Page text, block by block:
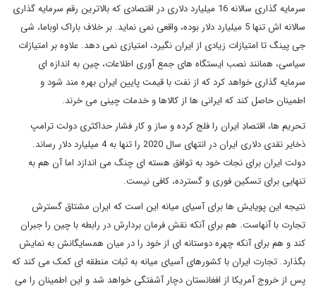
سرمایه گذاری سالانه 16 میلیارد دلاری در اقتصادی که بالاترین رقم سرمایه گذاری
سالانه اش تنها 5 میلیارد دلار بوده، واقعی نمی نماید. بر خلاف باراک اوباما، شی
جی پینگ تا امتیازات زیادی از ایران نگیرد، امتیازی نمی دهد. علاوه بر امتیازات
سیاسی، همانند نصب ایستگاه های جمع آوری اطلاعات، چین به اندازه ای
سرمایه گذاری خواهد کرد که از نفت با قیمت پایین ایران بهره مند شود و
اطمینان حاصل کند که ایرانی ها از کالاها و خدمات چینی می خرند.
تحریم ها، اقتصادِ ایران را فلج کرده و ساز و کار فشار حداکثری دولت ترامپ
ذخایر نقدی دلاری ایران در انتهای سال 2020 را تنها به 4 میلیارد دلار رساند.
دولت ایران برای نجات خود به توافق هسته ای چنگ می اندازد اما آن هم به
تنهایی برای تسکین فوری و گسترده، کافی نیست.
نتیجه این پویایش ها برای آسیای میانه این است که ایران مشتاق گسترش
تجارت با آنهاست. هم برای آنکه نقش فرمان بردارش در رابطه با چین را جبران
کند و هم برای آنکه چهره دوستانه ای از خود را در میان همسایگانش به نمایش
بگذارد. تجارت ایران با کشورهای آسیای میانه به ثبات منطقه ای کمک می کند که
پس از خروج آمریکا از افغانستان دچار آشفتگی خواهد شد و این اطمینان را می